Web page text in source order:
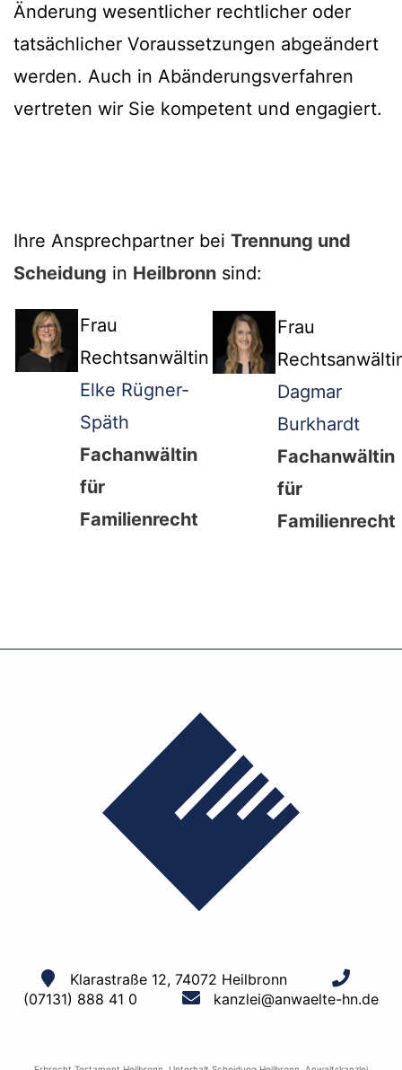
Änderung wesentlicher rechtlicher oder
tatsächlicher Voraussetzungen abgeändert
werden. Auch in Abänderungsverfahren
vertreten wir Sie kompetent und engagiert.
Ihre Ansprechpartner bei Trennung und
Scheidung in Heilbronn sind:
Frau
Rechtsanwältin
Elke Rügner-
Späth
Fachanwältin
für
Familienrecht
Frau
Dagmar
Burkhardt
Fachanwältin
für
Familienrecht
Klarastraße 12, 74072 Heilbronn
(07131) 888 41 0
kanzlei@anwaelte-hn.de